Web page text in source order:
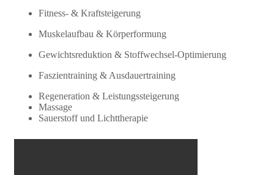
Fitness- & Kraftsteigerung
Muskelaufbau & Körperformung
Gewichtsreduktion & Stoffwechsel-Optimierung
Faszientraining & Ausdauertraining
Regeneration & Leistungssteigerung
Massage
Sauerstoff und Lichttherapie